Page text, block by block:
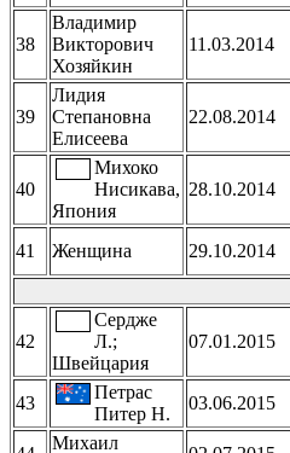
38
Владимир
Викторович
Хозяйкин
11.03.2014
39
Лидия
Степановна
Елисеева
22.08.2014
40
Михоко
Нисикава,
Япония
28.10.2014
41 Женщина 29.10.2014
42
Сердже
Л.;
Швейцария
07.01.2015
43
Петрас
Питер Н.
03.06.2015
Михаил